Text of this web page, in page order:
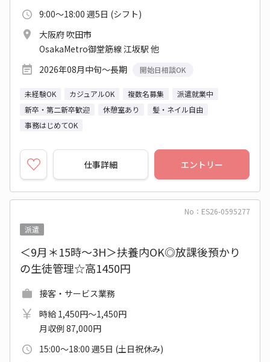
9:00～18:00 週5日 (シフト)
大阪府 吹田市
OsakaMetro御堂筋線 江坂駅 他
2026年08月中旬～長期
開始日相談OK
未経験OK カジュアルOK 複数名募集
派遣就業中
新卒・第二新卒歓迎
休憩室あり
髪・ネイル自由
事務はじめてOK
仕事詳細 エントリー
No：ES26-0595277
派遣
＜9月＊15時～3H＞扶養内OK◎放課後預かり
の生徒管理☆高1450円
接客・サービス業務
時給 1,450円～1,450円
月収例 87,000円
15:00～18:00 週5日 (土日祝休み)